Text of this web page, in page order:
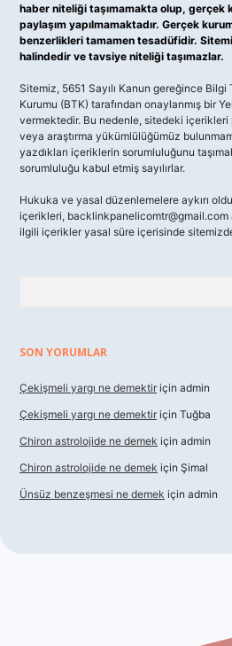
haber niteliği taşımamakta olup, gerçek
paylaşım yapılmamaktadır. Gerçek
benzerlikleri tamamen tesadüfidir.
halindedir ve tavsiye niteliği taşımazlar.
Sitemiz, 5651 Sayılı Kanun gereğince
Kurumu (BTK) tarafından onaylanmış bir
vermektedir. Bu nedenle, sitedeki
veya araştırma yükümlülüğümüz
yazdıkları içeriklerin sorumluluğunu
sorumluluğu kabul etmiş sayılırlar.
Hukuka ve yasal düzenlemelere aykırı
içerikleri, backlinkpanelicomtr@gmail.com
ilgili içerikler yasal süre içerisinde
SON YORUMLAR
Çekişmeli yargı ne demektir için admin
Çekişmeli yargı ne demektir için Tuğba
Chiron astrolojide ne demek için admin
Chiron astrolojide ne demek için Şimal
Ünsüz benzeşmesi ne demek için admin